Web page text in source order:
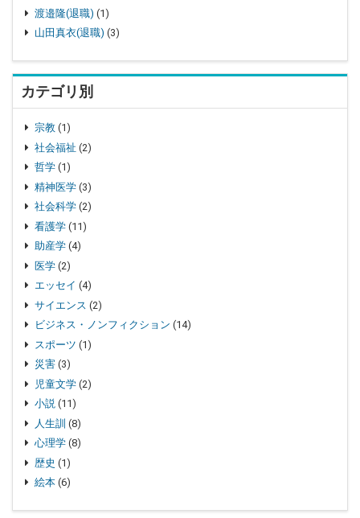
渡邉隆(退職) (1)
山田真衣(退職) (3)
カテゴリ別
宗教(1)
社会福祉 (2)
哲学(1)
精神医学(3)
社会科学(2)
看護学(11)
助産学(4)
医学(2)
エッセイ (4)
サイエンス (2)
ビジネス・ノンフィクション (14)
スポーツ (1)
災害(3)
児童文学(2)
小説(11)
人生訓 (8)
心理学(8)
歴史 (1)
絵本(6)